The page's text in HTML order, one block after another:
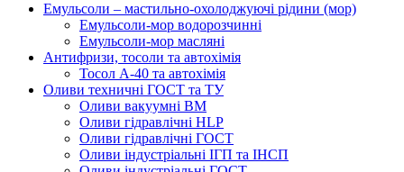
Емульсоли – мастильно-охолоджуючі рідини (мор)
Емульсоли-мор водорозчинні
Емульсоли-мор масляні
Антифризи, тосоли та автохімія
Тосол А-40 та автохімія
Оливи техничні ГОСТ та ТУ
Оливи вакуумні ВМ
Оливи гідравлічні HLP
Оливи гідравлічні ГОСТ
Оливи індустріальні ІГП та ІНСП